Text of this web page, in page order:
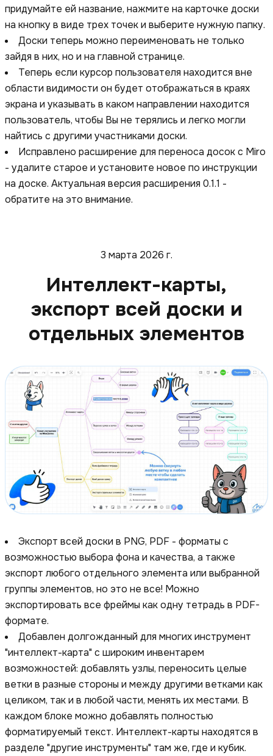
придумайте ей название, нажмите на карточке доски
на кнопку в виде трех точек и выберите нужную папку.
Доски теперь можно переименовать не только
зайдя в них, но и на главной странице.
Теперь если курсор пользователя находится вне
области видимости он будет отображаться в краях
экрана и указывать в каком направлении находится
пользователь, чтобы Вы не терялись и легко могли
найтись с другими участниками доски.
Исправлено расширение для переноса досок с Miro
- удалите старое и установите новое по инструкции
на доске. Актуальная версия расширения 0.1.1 -
обратите на это внимание.
3 марта 2026 г.
Интеллект-карты,
экспорт всей доски и
отдельных элементов
Экспорт всей доски в PNG, PDF - форматы с
возможностью выбора фона и качества, а также
экспорт любого отдельного элемента или выбранной
группы элементов, но это не все! Можно
экспортировать все фреймы как одну тетрадь в PDF-
формате.
Добавлен долгожданный для многих инструмент
"интеллект-карта" с широким инвентарем
возможностей: добавлять узлы, переносить целые
ветки в разные стороны и между другими ветками как
целиком, так и в любой части, менять их местами. В
каждом блоке можно добавлять полностью
форматируемый текст. Интеллект-карты находятся в
разделе "другие инструменты" там же, где и кубик.